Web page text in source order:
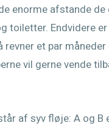
enorme afstande
toiletter. Endvidere
revner et par
vil gerne vende
af syv fløje: A og